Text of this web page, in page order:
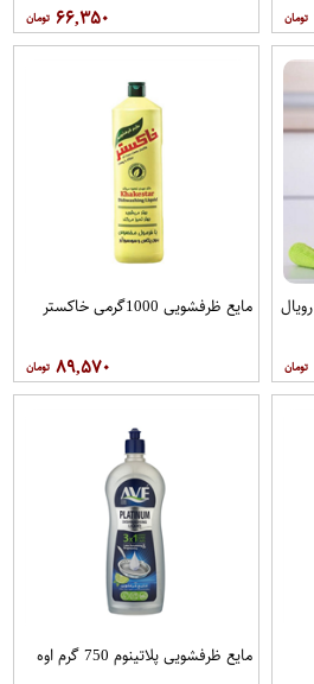
۶۶,۳۵۰
مایع ظرفشویی 1000گرمی خاکستر
۸۹,۵۷۰
مایع ظرفشویی پلاتینوم 750 گرم اوه